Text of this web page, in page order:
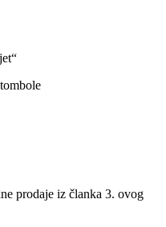
prodaje iz članka 3. ovog